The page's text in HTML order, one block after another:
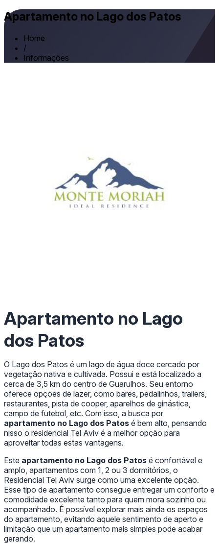
Apartamento no Lago dos Patos
Home
/
Informações
Apartamento no Lago
dos Patos
O Lago dos Patos é um lago de água doce cercado por
vegetação nativa e cultivada. Possui e está localizado a
cerca de 3,5 km do centro de Guarulhos. Seu entorno
oferece opções de lazer, como bares, pedalinhos, trailers,
restaurantes, pista de cooper, aparelhos de ginástica,
campo de futebol, etc. Com isso, a busca por
apartamento no Lago dos Patos é bem alto, pensando
nisso o residencial Tel Aviv é a melhor opção para
aproveitar todas estas vantagens.
Este apartamento no Lago dos Patos é confortável e
amplo, apartamentos com 1, 2 ou 3 dormitórios, o
Residencial Tel Aviv surge como uma excelente opção.
Esse tipo de apartamento consegue entregar um conforto e
comodidade excelente tanto para quem mora sozinho ou
acompanhado. É possível explorar mais ainda os espaços
do apartamento, evitando aquele sentimento de aperto e
limitação que um apartamento mais simples pode acabar
gerando.